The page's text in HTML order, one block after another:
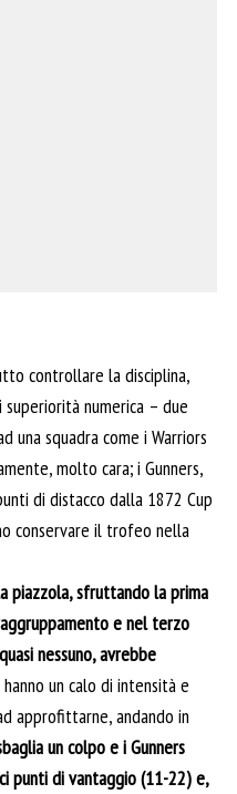
controllare la disciplina,
numerica – due
una squadra come i Warriors
molto cara; i Gunners,
di distacco dalla 1872 Cup
conservare il trofeo nella
piazzola, sfruttando la prima
e nel terzo
nessuno, avrebbe
un calo di intensità e
approfittarne, andando in
un colpo e i Gunners
punti di vantaggio (11-22) e,